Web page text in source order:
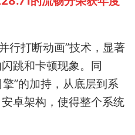
行打断动画”技术，显著
跳和卡顿现象。同
”的加持，从底层到系
卓架构，使得整个系统